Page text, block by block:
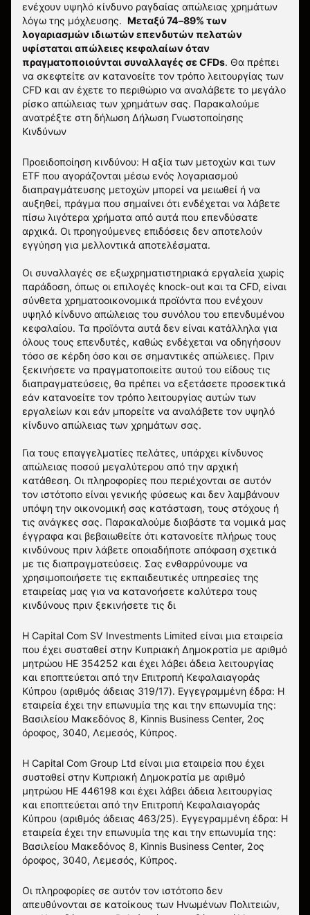
ενέχουν υψηλό κίνδυνο ραγδαίας απώλειας χρημάτων
λόγω της μόχλευσης. Μεταξύ 74–89% των
λογαριασμών ιδιωτών επενδυτών πελατών
υφίσταται απώλειες κεφαλαίων όταν
πραγματοποιούνται συναλλαγές σε CFDs. Θα πρέπει
να σκεφτείτε αν κατανοείτε τον τρόπο λειτουργίας των
CFD και αν έχετε το περιθώριο να αναλάβετε το μεγάλο
ρίσκο απώλειας των χρημάτων σας. Παρακαλούμε
ανατρέξτε στη δήλωση Δήλωση Γνωστοποίησης
Κινδύνων
Προειδοποίηση κινδύνου: Η αξία των μετοχών και των
ETF που αγοράζονται μέσω ενός λογαριασμού
διαπραγμάτευσης μετοχών μπορεί να μειωθεί ή να
αυξηθεί, πράγμα που σημαίνει ότι ενδέχεται να λάβετε
πίσω λιγότερα χρήματα από αυτά που επενδύσατε
αρχικά. Οι προηγούμενες επιδόσεις δεν αποτελούν
εγγύηση για μελλοντικά αποτελέσματα.
Οι συναλλαγές σε εξωχρηματιστηριακά εργαλεία χωρίς
παράδοση, όπως οι επιλογές knock-out και τα CFD, είναι
σύνθετα χρηματοοικονομικά προϊόντα που ενέχουν
υψηλό κίνδυνο απώλειας του συνόλου του επενδυμένου
κεφαλαίου. Τα προϊόντα αυτά δεν είναι κατάλληλα για
όλους τους επενδυτές, καθώς ενδέχεται να οδηγήσουν
τόσο σε κέρδη όσο και σε σημαντικές απώλειες. Πριν
ξεκινήσετε να πραγματοποιείτε αυτού του είδους τις
διαπραγματεύσεις, θα πρέπει να εξετάσετε προσεκτικά
εάν κατανοείτε τον τρόπο λειτουργίας αυτών των
εργαλείων και εάν μπορείτε να αναλάβετε τον υψηλό
κίνδυνο απώλειας των χρημάτων σας.
Για τους επαγγελματίες πελάτες, υπάρχει κίνδυνος
απώλειας ποσού μεγαλύτερου από την αρχική
κατάθεση. Οι πληροφορίες που περιέχονται σε αυτόν
τον ιστότοπο είναι γενικής φύσεως και δεν λαμβάνουν
υπόψη την οικονομική σας κατάσταση, τους στόχους ή
τις ανάγκες σας. Παρακαλούμε διαβάστε τα νομικά μας
έγγραφα και βεβαιωθείτε ότι κατανοείτε πλήρως τους
κινδύνους πριν λάβετε οποιαδήποτε απόφαση σχετικά
με τις διαπραγματεύσεις. Σας ενθαρρύνουμε να
χρησιμοποιήσετε τις εκπαιδευτικές υπηρεσίες της
εταιρείας μας για να κατανοήσετε καλύτερα τους
κινδύνους πριν ξεκινήσετε τις δι
Η Capital Com SV Investments Limited είναι μια εταιρεία
που έχει συσταθεί στην Κυπριακή Δημοκρατία με αριθμό
μητρώου HE 354252 και έχει λάβει άδεια λειτουργίας
και εποπτεύεται από την Επιτροπή Κεφαλαιαγοράς
Κύπρου (αριθμός άδειας 319/17). Εγγεγραμμένη έδρα: Η
εταιρεία έχει την επωνυμία της και την επωνυμία της:
Βασιλείου Μακεδόνος 8, Kinnis Business Center, 2ος
όροφος, 3040, Λεμεσός, Κύπρος.
Η Capital Com Group Ltd είναι μια εταιρεία που έχει
συσταθεί στην Κυπριακή Δημοκρατία με αριθμό
μητρώου ΗΕ 446198 και έχει λάβει άδεια λειτουργίας
και εποπτεύεται από την Επιτροπή Κεφαλαιαγοράς
Κύπρου (αριθμός άδειας 463/25). Εγγεγραμμένη έδρα: Η
εταιρεία έχει την επωνυμία της και την επωνυμία της:
Βασιλείου Μακεδόνος 8, Kinnis Business Center, 2ος
όροφος, 3040, Λεμεσός, Κύπρος.
Οι πληροφορίες σε αυτόν τον ιστότοπο δεν
απευθύνονται σε κατοίκους των Ηνωμένων Πολιτειών,